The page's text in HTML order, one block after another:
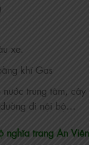
xe.
khí Gas
nước trung tâm,
đi nội bộ…
nghĩa trang An